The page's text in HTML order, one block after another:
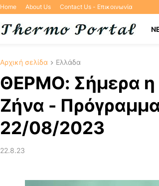
Home About Us Contact Us - Επικοινωνία
Αρχική σελίδα Ελλάδα
ΘΕΡΜΟ: Σήμερα η
Ζήνα -
22/08/2023
22.8.23